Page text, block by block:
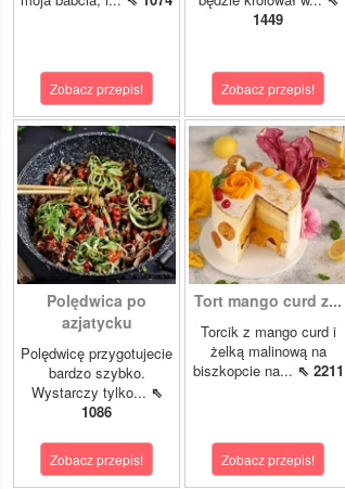
Zobacz przepis!
1449
Zobacz przepis!
Polędwica po
azjatycku
Polędwicę przygotujecie
bardzo szybko.
Wystarczy tylko... ⇖
1086
Zobacz przepis!
Tort mango curd z...
Torcik z mango curd i
żelką malinową na
biszkopcie na... ⇖ 2211
Zobacz przepis!